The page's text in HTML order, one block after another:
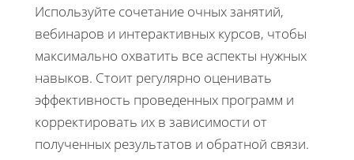
Используйте сочетание очных занятий,
вебинаров и интерактивных курсов, чтобы
максимально охватить все аспекты нужных
навыков. Стоит регулярно оценивать
эффективность проведенных программ и
корректировать их в зависимости от
полученных результатов и обратной связи.